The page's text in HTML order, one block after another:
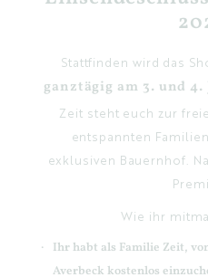
Stattfinden wird das
ganztägig am 3. und 4.
Zeit steht euch zur
entspannten
exklusiven Bauernhof.
Wie ihr
Ihr habt als Familie Zeit,
Averbeck kostenlos